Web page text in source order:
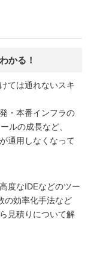
かる！
ては通れないスキ
・本番インフラの
ルの成長など、
通用しなくなって
度なIDEなどのツー
の効率化手法など
見積りについて解